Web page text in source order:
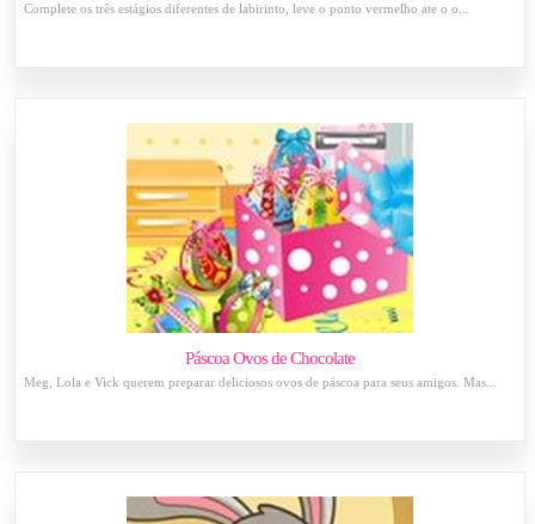
Complete os três estágios diferentes de labirinto, leve o ponto vermelho ate o o...
Páscoa Ovos de Chocolate
Meg, Lola e Vick querem preparar deliciosos ovos de páscoa para seus amigos. Mas...